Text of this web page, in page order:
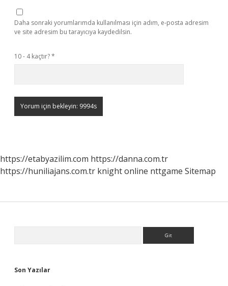
Daha sonraki yorumlarımda kullanılması için adım, e-posta adresim
ve site adresim bu tarayıcıya kaydedilsin.
10 - 4 kaçtır?*
https://etabyazilim.com https://danna.com.tr
https://huniliajans.com.tr knight online nttgame Sitemap
Son Yazılar